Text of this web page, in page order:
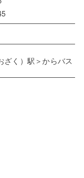
ざく）駅＞からバス